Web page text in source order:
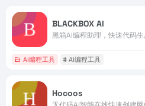
BLACKBOX AI
黑箱AI编程助理，快速代码
AI编程工具 # AI编程工具
Hocoos